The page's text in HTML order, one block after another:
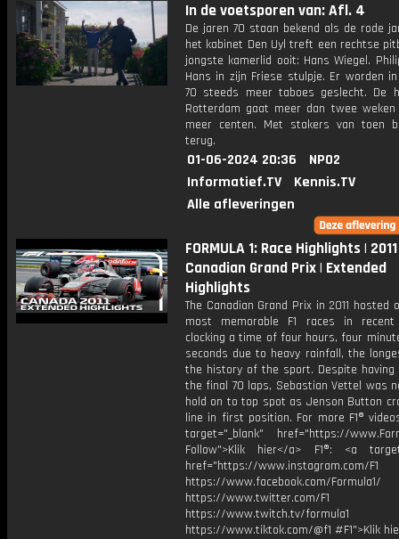
In de voetsporen van: Afl. 4
De jaren 70 staan bekend als de rode
het kabinet Den Uyl treft een rechtse
jongste kamerlid ooit: Hans Wiegel.
Hans in zijn Friese stulpje. Er worden
70 steeds meer taboes geslecht. De
Rotterdam gaat meer dan twee
meer centen. Met stakers van toen
terug.
01-06-2024 20:36
NPO2
Informatief.TV
Kennis.TV
Alle afleveringen
FORMULA 1: Race Highlights | 2011
Canadian Grand Prix | Extended
Highlights
The Canadian Grand Prix in 2011 hosted
most memorable F1 races in recent
clocking a time of four hours, four
seconds due to heavy rainfall, the
the history of the sport. Despite
the final 70 laps, Sebastian Vettel was
hold on to top spot as Jenson Button
line in first position. For more F1®
target="_blank" href="https://
Follow">Klik hier</a> F1®: <a
href="https://www.instagram.com/F1
https://www.facebook.com/Formula1/
https://www.twitter.com/F1
https://www.twitch.tv/formula1
https://www.tiktok.com/@f1 #F1">Klik